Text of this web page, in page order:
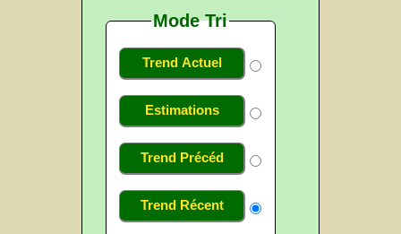
Mode Tri
Trend Actuel
Estimations
Trend Précéd
Trend Récent